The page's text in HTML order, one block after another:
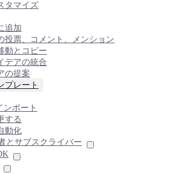
タマイズ
追加
投票、コメント、メンション
動とコピー
デアの統合
の提案
プレート
ンポート
する
動化
とサブスクライバー